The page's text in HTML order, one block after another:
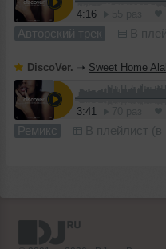
4:16
Авторский трек В
DiscoVer. ➝ Sweet Home Alabama
3:41
Ремикс В плейлист (в